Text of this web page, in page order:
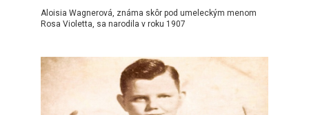
Aloisia Wagnerová, známa skôr pod umeleckým menom
Rosa Violetta, sa narodila v roku 1907